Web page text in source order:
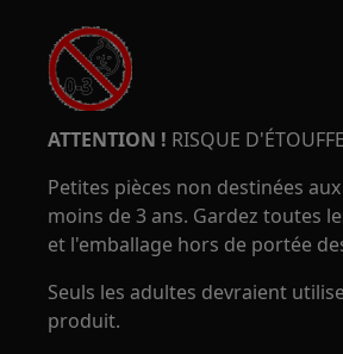
ATTENTION ! RISQUE
Petites pièces non destinées
moins de 3 ans. Gardez toutes
et l'emballage hors de portée
Seuls les adultes devraient
produit.